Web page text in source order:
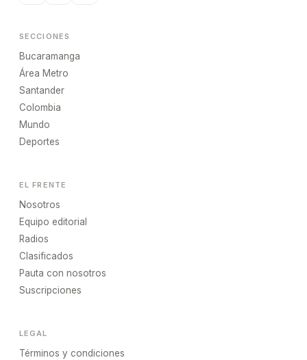
SECCIONES
Bucaramanga
Área Metro
Santander
Colombia
Mundo
Deportes
EL FRENTE
Nosotros
Equipo editorial
Radios
Clasificados
Pauta con nosotros
Suscripciones
LEGAL
Términos y condiciones